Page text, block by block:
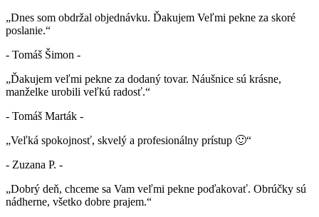
„Dnes som obdržal objednávku. Ďakujem Veľmi pekne za skoré
poslanie.“
- Tomáš Šimon -
„Ďakujem veľmi pekne za dodaný tovar. Náušnice sú krásne,
manželke urobili veľkú radosť.“
- Tomáš Marták -
„Veľká spokojnosť, skvelý a profesionálny prístup 🙂“
- Zuzana P. -
„Dobrý deň, chceme sa Vam veľmi pekne poďakovať. Obrúčky sú
nádherne, všetko dobre prajem.“